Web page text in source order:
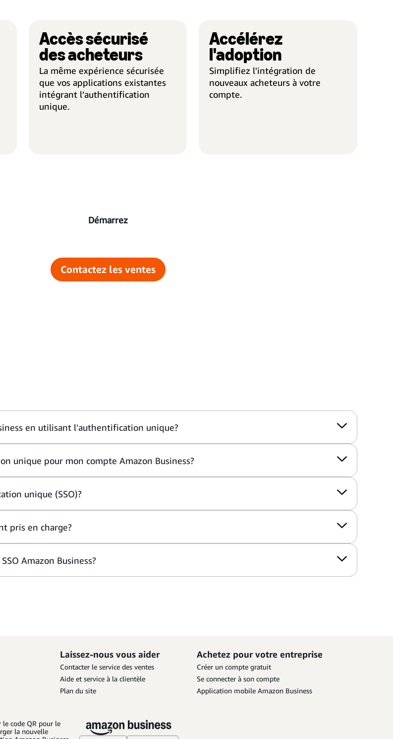
Accès sécurisé
des acheteurs
La même expérience sécurisée
que vos applications existantes
intégrant l’authentification
unique.
ACCÈS SÉCURISÉ DES
ACHETEURS
Accélérez
l'adoption
Simplifiez l'intégration de
nouveaux acheteurs à votre
compte.
Démarrez
Contactez les ventes
en utilisant l'authentification unique?
unique pour mon compte Amazon Business?
unique (SSO)?
pris en charge?
Amazon Business?
Laissez-nous vous aider
Contacter le service des ventes
Aide et service à la clientèle
Plan du site
Achetez pour votre entreprise
Créer un compte gratuit
Se connecter à son compte
Application mobile Amazon Business
le code QR pour le
la nouvelle